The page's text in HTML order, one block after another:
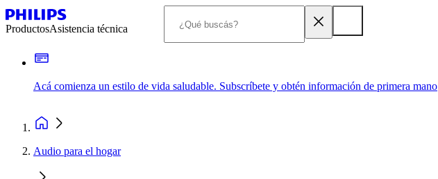
ProductosAsistencia técnica
Acá comienza un estilo de vida saludable. Subscríbete y obtén información de primera mano
Audio para el hogar